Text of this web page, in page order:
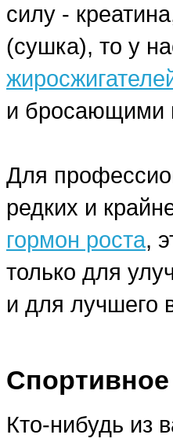
силу -
(сушка), то у
и бросающими
Для
редких и
гормон роста,
только для
и для лучшего
Кто-нибудь из